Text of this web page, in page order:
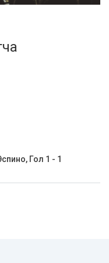
Гол 1 - 1